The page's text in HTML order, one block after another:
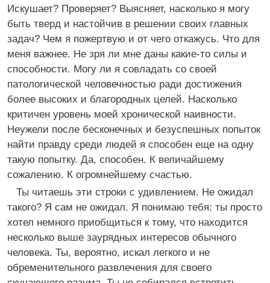
Искушает? Проверяет? Выясняет, насколько я могу
быть тверд и настойчив в решении своих главных
задач? Чем я пожертвую и от чего откажусь. Что для
меня важнее. Не зря ли мне даны какие-то силы и
способности. Могу ли я совладать со своей
патологической человечностью ради достижения
более высоких и благородных целей. Насколько
критичен уровень моей хронической наивности.
Неужели после бесконечных и безуспешных попыток
найти правду среди людей я способен еще на одну
такую попытку. Да, способен. К величайшему
сожалению. К огромнейшему счастью.
Ты читаешь эти строки с удивлением. Не ожидал
такого? Я сам не ожидал. Я понимаю тебя: ты просто
хотел немного приобщиться к тому, что находится
несколько выше заурядных интересов обычного
человека. Ты, вероятно, искал легкого и не
обременительного развлечения для своего